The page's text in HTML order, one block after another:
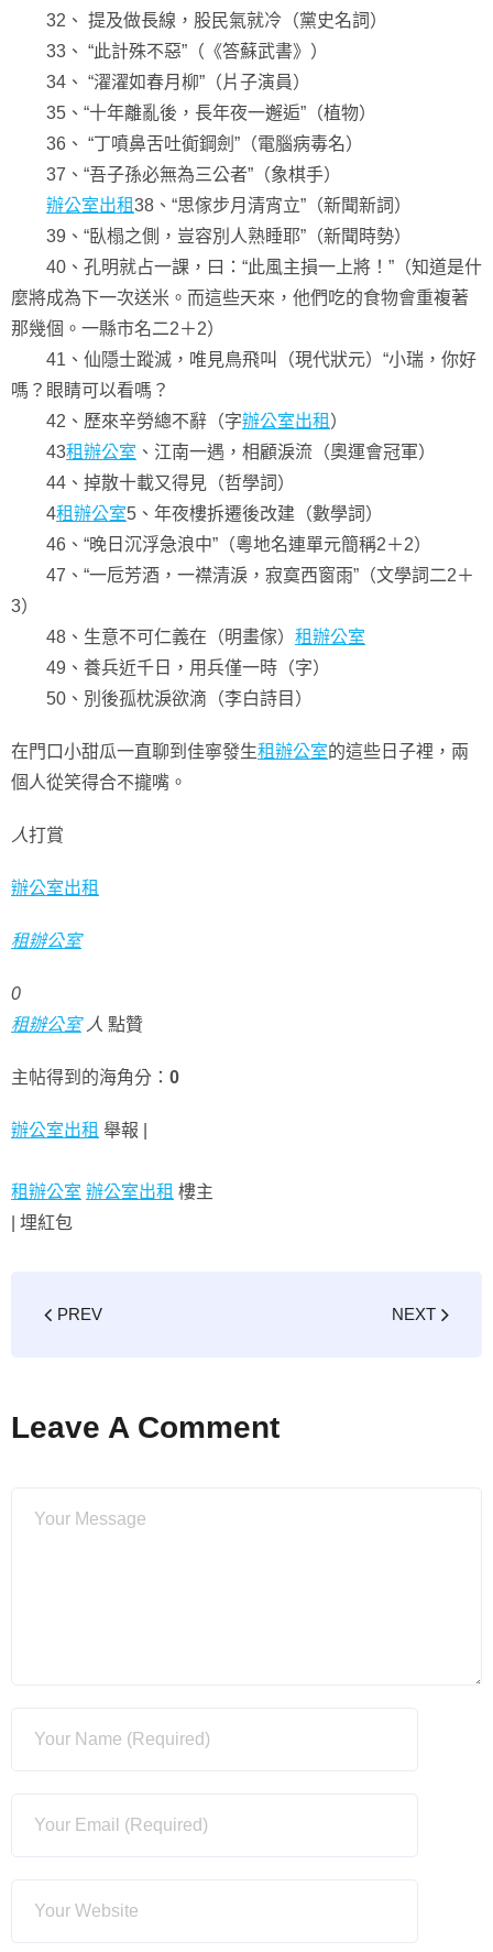
32、 提及做長線，股民氣就冷（黨史名詞）
33、 “此計殊不惡”（《答蘇武書》）
34、 “濯濯如春月柳”（片子演員）
35、“十年離亂後，長年夜一邂逅”（植物）
36、 “丁噴鼻舌吐衠鋼劍”（電腦病毒名）
37、“吾子孫必無為三公者”（象棋手）
辦公室出租38、“思傢步月清宵立”（新聞新詞）
39、“臥榻之側，豈容別人熟睡耶”（新聞時勢）
40、孔明就占一課，曰：“此風主損一上將！”（知道是什
麼將成為下一次送米。而這些天來，他們吃的食物會重複著
那幾個。一縣市名二2＋2）
41、仙隱士蹤滅，唯見鳥飛叫（現代狀元）“小瑞，你好
嗎？眼睛可以看嗎？
42、歷來辛勞總不辭（字辦公室出租 ）
43租辦公室 、江南一遇，相顧淚流（奧運會冠軍）
44、掉散十載又得見（哲學詞）
4租辦公室5、年夜樓拆遷後改建（數學詞）
46、“晚日沉浮急浪中”（粵地名連單元簡稱2＋2）
47、“一卮芳酒，一襟清淚，寂寞西窗雨”（文學詞二2＋
3）
48、生意不可仁義在（明畫傢） 租辦公室
49、養兵近千日，用兵僅一時（字）
50、別後孤枕淚欲滴（李白詩目）
在門口小甜瓜一直聊到佳寧發生租辦公室的這些日子裡，兩
個人從笑得合不攏嘴。
人打賞
辦公室出租
租辦公室
0
租辦公室人 點贊
主帖得到的海角分： 0
辦公室出租 舉報 |
租辦公室 辦公室出租 樓主
埋紅包
PREV NEXT
Leave A Comment